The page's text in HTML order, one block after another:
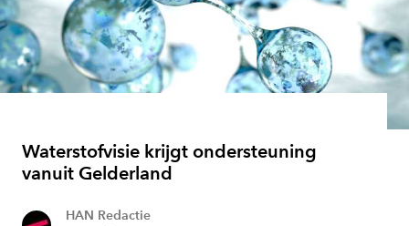
Waterstofvisie krijgt ondersteuning
vanuit Gelderland
HAN Redactie